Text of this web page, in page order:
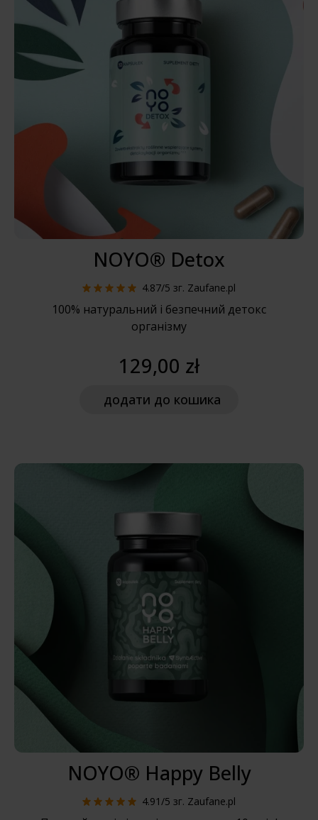
NOYO® Detox
4.87/5 зг. Zaufane.pl
100% натуральний і безпечний детокс
організму
129,00 zł
додати до кошика
NOYO® Happy Belly
4.91/5 зг. Zaufane.pl